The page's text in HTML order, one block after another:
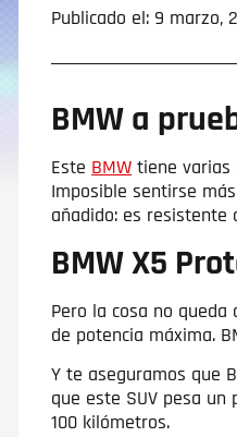
Publicado el: 9 marzo,
BMW a
Este BMW tiene varias
Imposible sentirse
añadido: es resistente
BMW X5
Pero la cosa no
de potencia máxima.
Y te aseguramos que
que este SUV pesa
100 kilómetros.